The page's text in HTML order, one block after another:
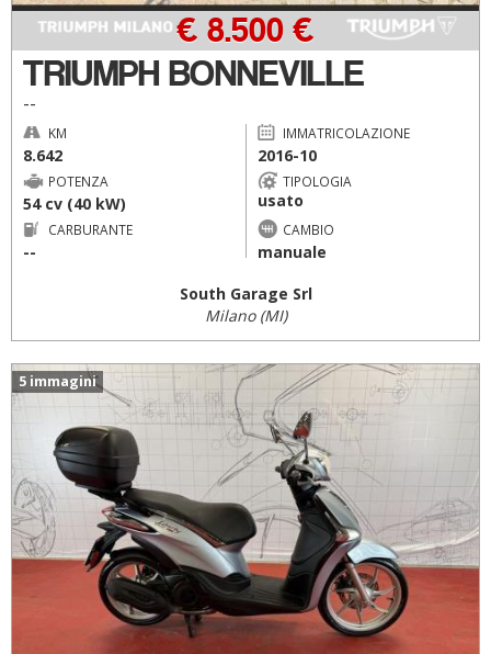
TRIUMPH BONNEVILLE
--
€ 8.500 €
KM
8.642
IMMATRICOLAZIONE
2016-10
POTENZA
54 cv (40 kW)
TIPOLOGIA
usato
CARBURANTE
--
CAMBIO
manuale
South Garage Srl
Milano (MI)
5 immagini